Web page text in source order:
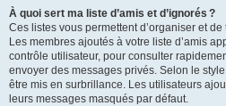
À quoi sert ma liste d’amis et d’ignorés ?
Ces listes vous permettent d’organiser et
Les membres ajoutés à votre liste d’amis
contrôle utilisateur, pour consulter
envoyer des messages privés. Selon le
être mis en surbrillance. Les utilisateurs
leurs messages masqués par défaut.